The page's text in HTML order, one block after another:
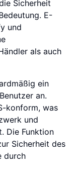
Sicherheit
E-
und
als auch
ein
an.
konform, was
und
Die Funktion
Sicherheit des
durch